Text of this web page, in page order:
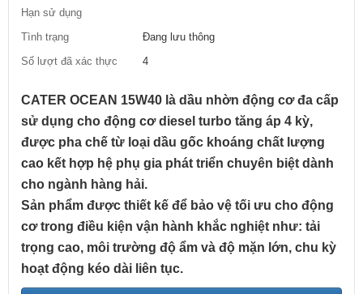
Hạn sử dụng
Tình trạng
Đang lưu thông
Số lượt đã xác thực
4
CATER OCEAN 15W40 là dầu nhờn động cơ đa cấp
sử dụng cho động cơ diesel turbo tăng áp 4 kỳ,
được pha chế từ loại dầu gốc khoáng chất lượng
cao kết hợp hệ phụ gia phát triển chuyên biệt dành
cho ngành hàng hải.
Sản phẩm được thiết kế để bảo vệ tối ưu cho động
cơ trong điều kiện vận hành khắc nghiệt như: tải
trọng cao, môi trường độ ẩm và độ mặn lớn, chu kỳ
hoạt động kéo dài liên tục.